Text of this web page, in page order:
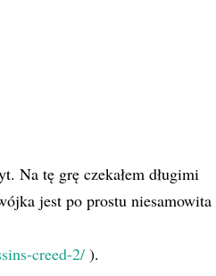
Na tę grę czekałem długimi
jest po prostu niesamowita
creed-2/).